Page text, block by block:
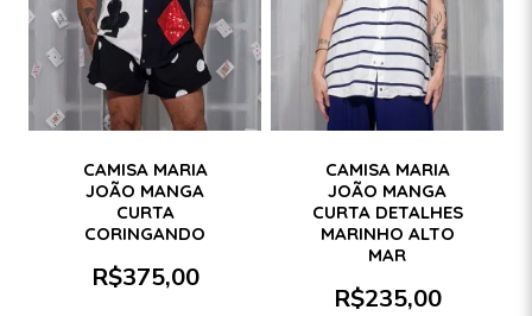
CAMISA MARIA
JOÃO MANGA
CURTA
CORINGANDO
R$375,00
CAMISA MARIA
JOÃO MANGA
CURTA DETALHES
MARINHO ALTO
MAR
R$235,00